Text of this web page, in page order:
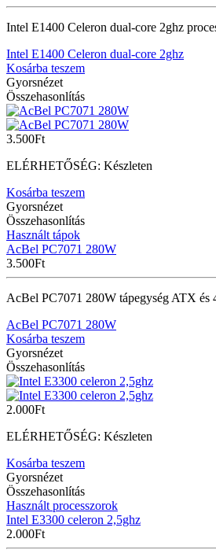
Intel E1400 Celeron dual-core 2ghz
Intel E1400 Celeron dual-core 2ghz
Kosárba teszem
Gyorsnézet
Összehasonlítás
3.500Ft
ELÉRHETŐSÉG: Készleten
Kosárba teszem
Gyorsnézet
Összehasonlítás
Használt tápok
AcBel PC7071 280W
3.500Ft
AcBel PC7071 280W tápegység ATX és
AcBel PC7071 280W
Kosárba teszem
Gyorsnézet
Összehasonlítás
2.000Ft
ELÉRHETŐSÉG: Készleten
Kosárba teszem
Gyorsnézet
Összehasonlítás
Használt processzorok
Intel E3300 celeron 2,5ghz
2.000Ft